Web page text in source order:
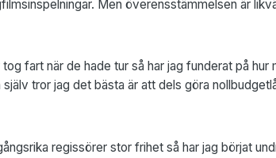
Men överensstämmelsen är
fart när de hade tur så har jag funderat på
tror jag det bästa är att dels göra
regissörer stor frihet så har jag börjat